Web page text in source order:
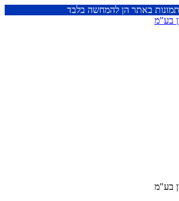
באתר הן להמחשה בלבד